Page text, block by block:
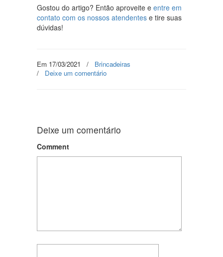
Gostou do artigo? Então aproveite e entre em
contato com os nossos atendentes e tire suas
dúvidas!
Em 17/03/2021 /
Brincadeiras
/ Deixe um comentário
Deixe um comentário
Comment